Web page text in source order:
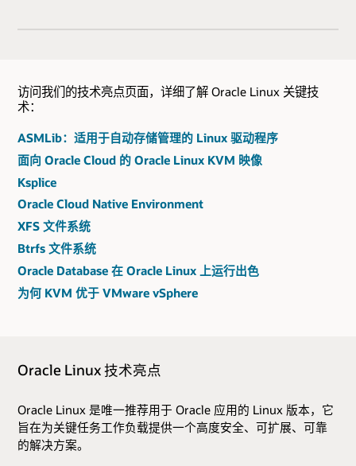
访问我们的技术亮点页面，详细了解 Oracle Linux 关键技
术：
ASMLib：适用于自动存储管理的 Linux 驱动程序
面向 Oracle Cloud 的 Oracle Linux KVM 映像
Ksplice
Oracle Cloud Native Environment
XFS 文件系统
Btrfs 文件系统
Oracle Database 在 Oracle Linux 上运行出色
为何 KVM 优于 VMware vSphere
Oracle Linux 技术亮点
Oracle Linux 是唯一推荐用于 Oracle 应用的 Linux 版本，它
旨在为关键任务工作负载提供一个高度安全、可扩展、可靠
的解决方案。